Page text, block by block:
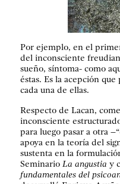
Por ejemplo, en el
del inconsciente
sueño, síntoma- como
éstas. Es la acepción
cada una de ellas.
Respecto de Lacan,
inconsciente
para luego pasar a otra
apoya en la teoría del
sustenta en la
Seminario La angustia y
fundamentales del